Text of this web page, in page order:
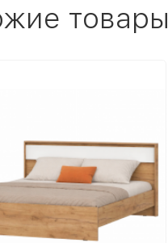
товары